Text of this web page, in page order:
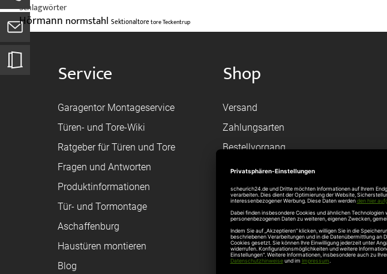
Schlagwörter
Hörmann normstahl SektionaltoretoreTeckentrup
Service
Garagentor Montageservice
Türen- und Tore-Wiki
Ratgeber für Türen und Tore
Fragen und Antworten
Produktinformationen
Tür- und Tormontage
Aschaffenburg
Haustüren montieren
Blog
Shop
Versand
Zahlungsarten
Bestellvorgang
Registrieren
Federanfrage
Toraufmaß
Montageanleitungen
Brandschutztüren
Elektrische Garagentore